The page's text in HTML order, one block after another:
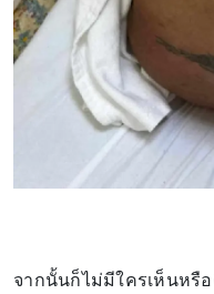
จากนั้นก็ไม่มีใครเห็นหรื